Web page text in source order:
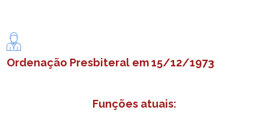
Ordenação Presbiteral em 15/12/1973
Funções atuais: